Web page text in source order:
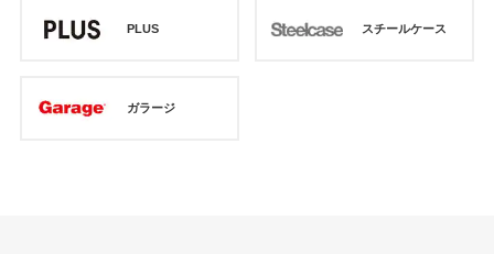
PLUS スチールケース
ガラージ